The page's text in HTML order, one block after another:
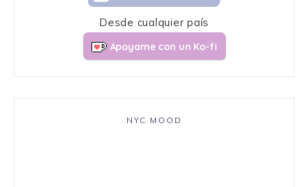
Desde cualquier país
Apoyame con un Ko-fi
NYC MOOD